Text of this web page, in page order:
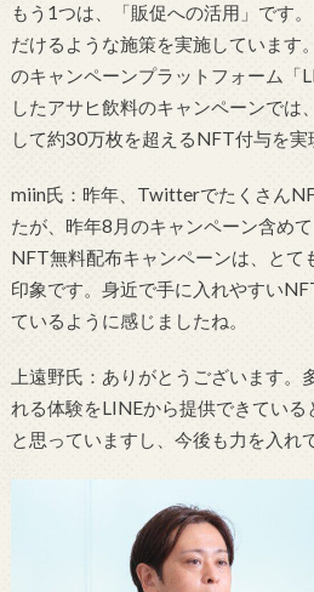
もう1つは、「販促への活用」です
だけるような施策を実施しています
のキャンペーンプラットフォーム「
したアサヒ飲料のキャンペーンでは
して約30万枚を超えるNFT付与を実
miin氏：昨年、Twitterでたくさん
たが、昨年8月のキャンペーン含め
NFT無料配布キャンペーンは、とて
印象です。身近で手に入れやすい
ているように感じましたね。
上遠野氏：ありがとうございます
れる体験をLINEから提供できてい
と思っていますし、今後も力を入れ